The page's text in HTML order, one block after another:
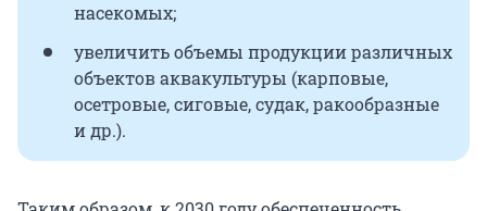
насекомых;
увеличить объемы продукции различных
объектов аквакультуры (карповые,
осетровые, сиговые, судак, ракообразные
и др.).